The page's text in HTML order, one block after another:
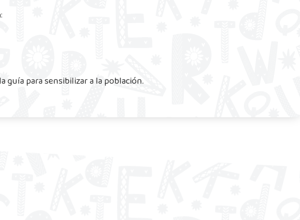
guía para sensibilizar a la población.